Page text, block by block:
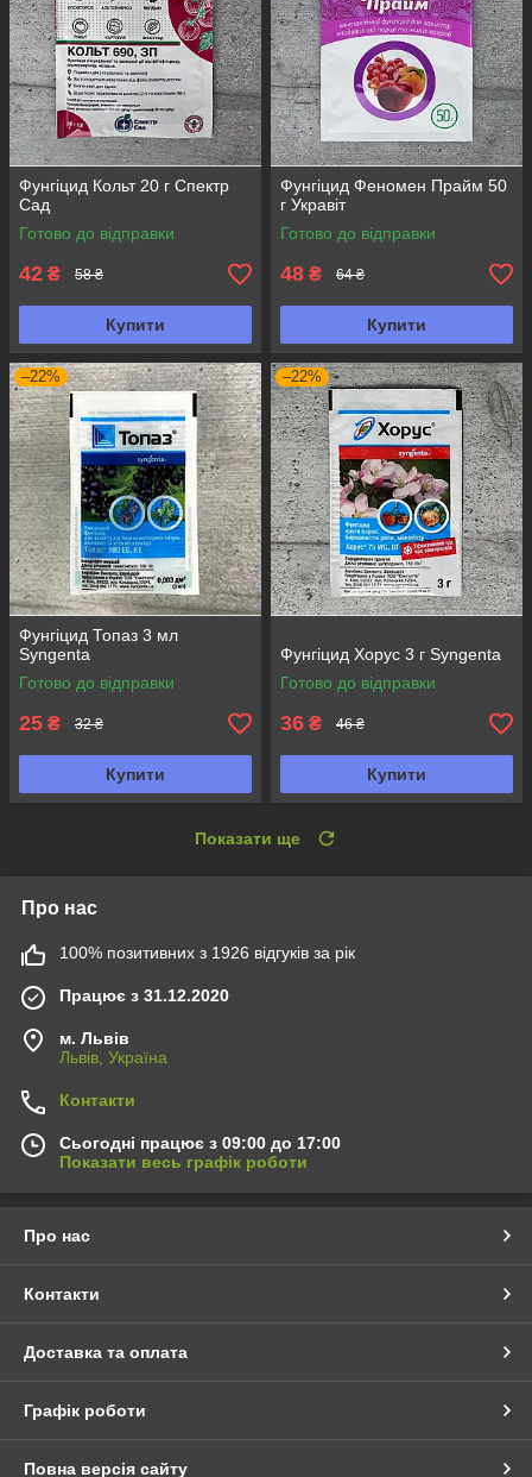
Фунгіцид Кольт 20 г Спектр
Сад
Готово до відправки
42 ₴ 58 ₴
Купити
Фунгіцид Феномен Прайм 50
г Укравіт
Готово до відправки
48 ₴ 64 ₴
Купити
–22%
Фунгіцид Топаз 3 мл
Syngenta
Готово до відправки
25 ₴ 32 ₴
Купити
–22%
Фунгіцид Хорус 3 г Syngenta
Готово до відправки
36 ₴ 46 ₴
Купити
Показати ще
Про нас
100% позитивних з 1926 відгуків за рік
Працює з 31.12.2020
м. Львів
Львів, Україна
Контакти
Сьогодні працює з 09:00 до 17:00
Показати весь графік роботи
Про нас
Контакти
Доставка та оплата
Графік роботи
Повна версія сайту